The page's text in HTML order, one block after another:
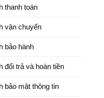
thanh toán
vận chuyển
bảo hành
đổi trả và hoàn tiền
bảo mật thông tin